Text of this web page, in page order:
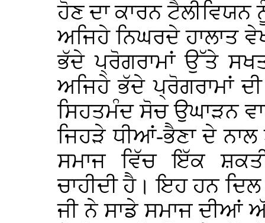
ਹੋਣ ਦਾ ਕਾਰਨ
ਅਜਿਹੇ ਨਿਘਰਦੇ ਹਾਲਾਤ
ਭੱਦੇ ਪ੍ਰੋਗਰਾਮਾਂ ਉੱਤੇ
ਅਜਿਹੇ ਭੱਦੇ ਪ੍ਰੋਗਰਾਮਾਂ
ਸਿਹਤਮੰਦ ਸੋਚ ਉਘਾੜਨ
ਜਿਹੜੇ ਧੀਆਂ-ਭੈਣਾ ਦੇ
ਸਮਾਜ ਵਿੱਚ ਇੱਕ
ਚਾਹੀਦੀ ਹੈ। ਇਹ ਹਨ
ਜੀ ਨੇ ਸਾਡੇ ਸਮਾਜ ਦੀਆਂ